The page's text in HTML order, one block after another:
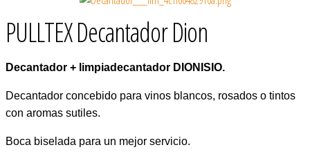
PULLTEX Decantador Dion
Decantador + limpiadecantador DIONISIO.
Decantador concebido para vinos blancos, rosados o tintos
con aromas sutiles.
Boca biselada para un mejor servicio.